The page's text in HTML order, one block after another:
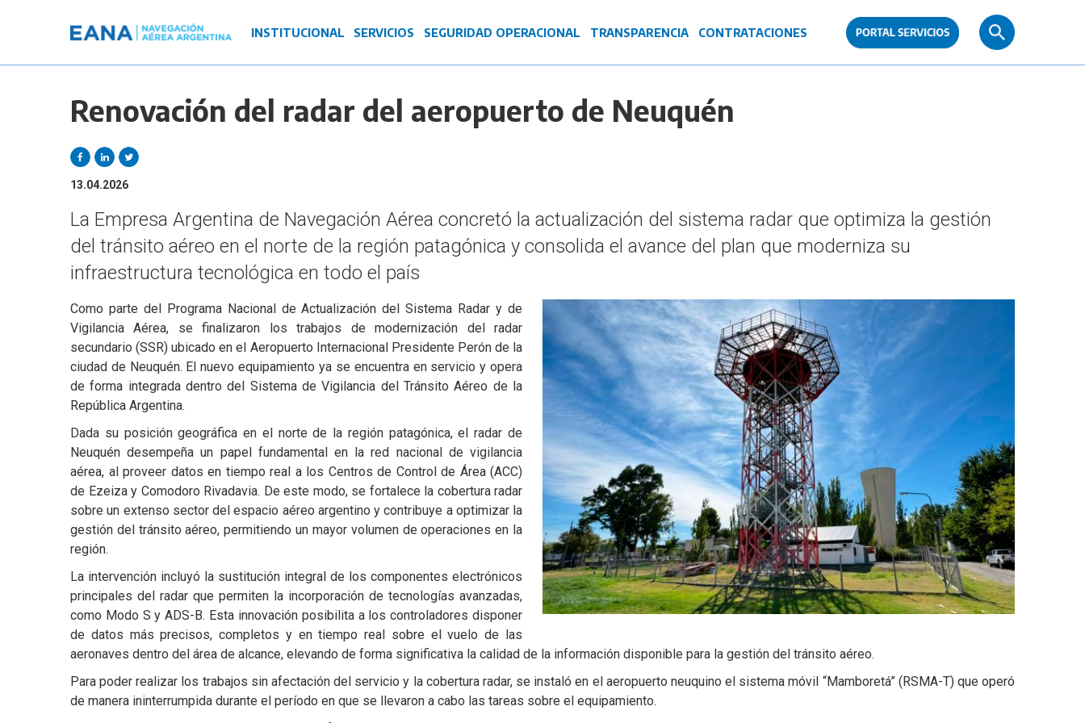
Navegación
principal
INSTITUCIONAL SERVICIOS SEGURIDAD OPERACIONAL TRANSPARENCIA CONTRATACIONES
Renovación del radar del aeropuerto de Neuquén
13.04.2026
La Empresa Argentina de Navegación Aérea concretó la actualización del sistema radar que optimiza la gestión
del tránsito aéreo en el norte de la región patagónica y consolida el avance del plan que moderniza su
infraestructura tecnológica en todo el país
Como parte del Programa Nacional de Actualización del Sistema Radar y de
Vigilancia Aérea, se finalizaron los trabajos de modernización del radar
secundario (SSR) ubicado en el Aeropuerto Internacional Presidente Perón de la
ciudad de Neuquén. El nuevo equipamiento ya se encuentra en servicio y opera
de forma integrada dentro del Sistema de Vigilancia del Tránsito Aéreo de la
República Argentina.
Dada su posición geográfica en el norte de la región patagónica, el radar de
Neuquén desempeña un papel fundamental en la red nacional de vigilancia
aérea, al proveer datos en tiempo real a los Centros de Control de Área (ACC)
de Ezeiza y Comodoro Rivadavia. De este modo, se fortalece la cobertura radar
sobre un extenso sector del espacio aéreo argentino y contribuye a optimizar la
gestión del tránsito aéreo, permitiendo un mayor volumen de operaciones en la
región.
La intervención incluyó la sustitución integral de los componentes electrónicos
principales del radar que permiten la incorporación de tecnologías avanzadas,
como Modo S y ADS-B. Esta innovación posibilita a los controladores disponer
de datos más precisos, completos y en tiempo real sobre el vuelo de las
aeronaves dentro del área de alcance, elevando de forma significativa la calidad de la información disponible para la gestión del tránsito aéreo.
Para poder realizar los trabajos sin afectación del servicio y la cobertura radar, se instaló en el aeropuerto neuquino el sistema móvil “Mamboretá” (RSMA-T) que operó
de manera ininterrumpida durante el período en que se llevaron a cabo las tareas sobre el equipamiento.